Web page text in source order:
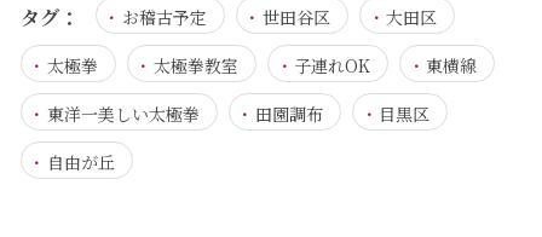
タグ： お稽古予定 世田谷区
大田区
太極拳
太極拳教室 子連れOK
東横線
東洋一美しい太極拳
田園調布
目黒区
自由が丘